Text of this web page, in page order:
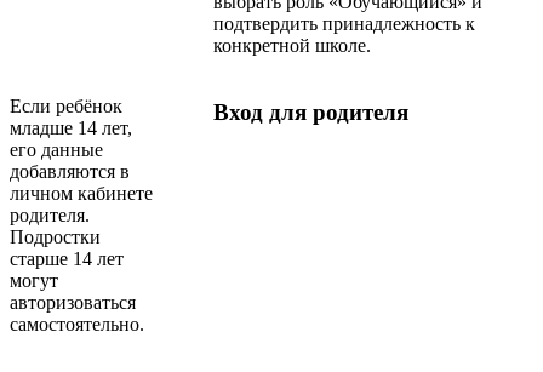
подтвердить принадлежность к
конкретной школе.
Если ребёнок
младше 14 лет,
его данные
добавляются в
личном кабинете
родителя.
Подростки
старше 14 лет
могут
авторизоваться
самостоятельно.
Вход для родителя